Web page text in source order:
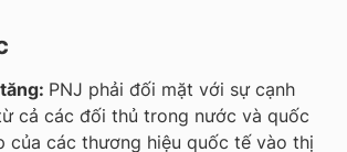
PNJ phải đối mặt với sự cạnh
cả các đối thủ trong nước và quốc
của các thương hiệu quốc tế vào thị